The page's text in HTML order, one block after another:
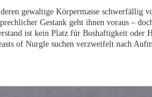
gewaltige Körpermasse schwerfällig
Gestank geht ihnen voraus –
ist kein Platz für Boshaftigkeit oder
of Nurgle suchen verzweifelt nach